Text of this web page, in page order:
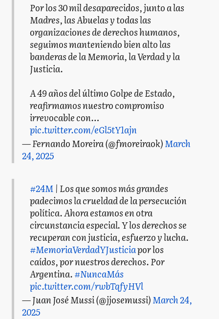
Por los 30 mil desaparecidos, junto a las
Madres, las Abuelas y todas las
organizaciones de derechos humanos,
seguimos manteniendo bien alto las
banderas de la Memoria, la Verdad y la
Justicia.
A 49 años del último Golpe de Estado,
reafirmamos nuestro compromiso
irrevocable con…
pic.twitter.com/eGl5tY1ajn
— Fernando Moreira (@fmoreiraok)March
24, 2025
#24M | Los que somos más grandes
padecimos la crueldad de la persecución
política. Ahora estamos en otra
circunstancia especial. Y los derechos se
recuperan con justicia, esfuerzo y lucha.
#MemoriaVerdadYJusticiapor los
caídos, por nuestros derechos. Por
Argentina.#NuncaMás
pic.twitter.com/rwbTqfyHVl
— Juan José Mussi (@jjosemussi)March 24,
2025